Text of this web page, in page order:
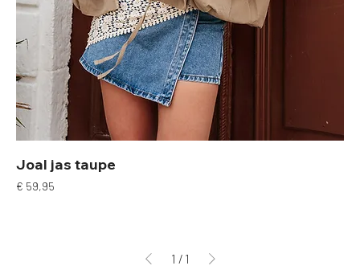
Joal jas taupe
Prijs
€ 59,95
1 / 1